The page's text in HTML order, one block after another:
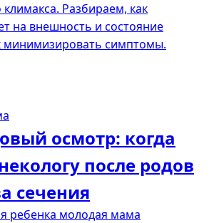
климакса. Разбираем, как
на внешность и состояние
минимизировать симптомы.
осмотр: когда
после родов
сечения
ребенка молодая мама